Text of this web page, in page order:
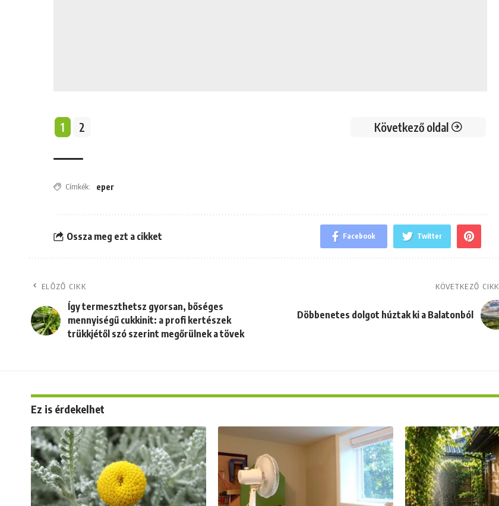
1 2 Következő oldal
Címkék: eper
Ossza meg ezt a cikket Facebook Twitter
ELŐZŐ CIKK
Így termeszthetsz gyorsan, bőséges
mennyiségű cukkinit: a profi kertészek
trükkjétől szó szerint megőrülnek a tövek
KÖVETKEZŐ CIKK
Döbbenetes dolgot húztak ki a Balatonból
Ez is érdekelhet